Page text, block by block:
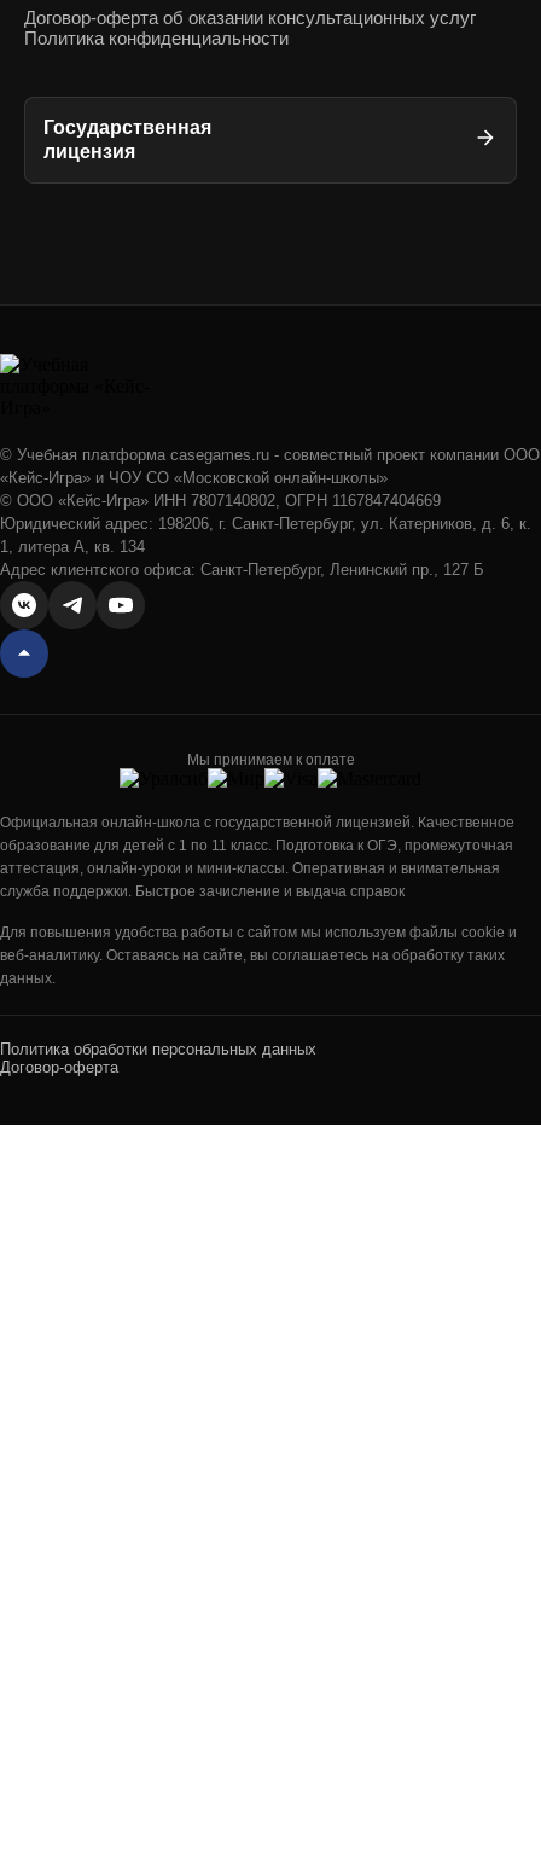
Договор-оферта об оказании консультационных услуг
Политика конфиденциальности
Государственная
лицензия
© Учебная платформа casegames.ru - совместный проект компании ООО
«Кейс-Игра» и ЧОУ СО «Московской онлайн-школы»
© ООО «Кейс-Игра» ИНН 7807140802, ОГРН 1167847404669
Юридический адрес: 198206, г. Санкт-Петербург, ул. Катерников, д. 6, к.
1, литера А, кв. 134
Адрес клиентского офиса: Санкт-Петербург, Ленинский пр., 127 Б
Мы принимаем к оплате
Официальная онлайн-школа с государственной лицензией. Качественное
образование для детей с 1 по 11 класс. Подготовка к ОГЭ, промежуточная
аттестация, онлайн-уроки и мини-классы. Оперативная и внимательная
служба поддержки. Быстрое зачисление и выдача справок
Для повышения удобства работы с сайтом мы используем файлы cookie и
веб-аналитику. Оставаясь на сайте, вы соглашаетесь на обработку таких
данных.
Политика обработки персональных данных
Договор-оферта